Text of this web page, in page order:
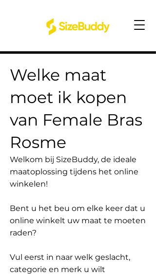
Welke maat
moet ik kopen
van Female Bras
Rosme
Welkom bij SizeBuddy, de ideale
maatoplossing tijdens het online
winkelen!
Bent u het beu om elke keer dat u
online winkelt uw maat te moeten
raden?
Vul eerst in naar welk geslacht,
categorie en merk u wilt